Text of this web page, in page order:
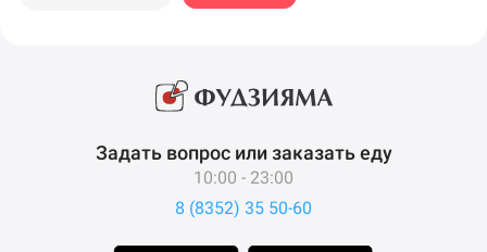
Задать вопрос или заказать еду
10:00 - 23:00
8 (8352) 35 50-60